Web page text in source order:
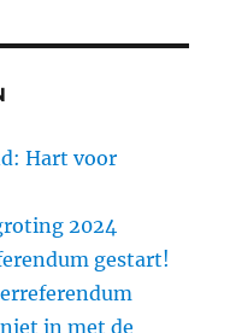
Hart voor
2024
gestart!
in met de